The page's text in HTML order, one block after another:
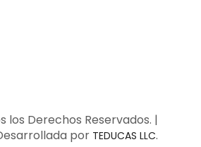
los Derechos Reservados. |
por TEDUCAS LLC.